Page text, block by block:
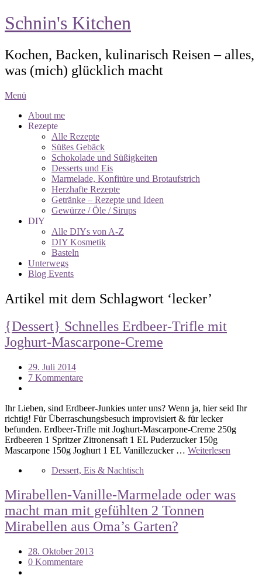
Schnin's Kitchen
Kochen, Backen, kulinarisch Reisen – alles,
was (mich) glücklich macht
Menü
About me
Rezepte
Alle Rezepte
Süßes Gebäck
Schokolade und Süßigkeiten
Desserts und Eis
Marmelade, Konfitüre und Brotaufstrich
Herzhafte Rezepte
Getränke – Rezepte und Ideen
Gewürze / Öle / Sirups
DIY
Alle DIYs von A-Z
DIY Kosmetik
Basteln
Unterwegs
Blog Events
Artikel mit dem Schlagwort ‘lecker’
{Dessert} Schnelles Erdbeer-Trifle mit
Joghurt-Mascarpone-Creme
29. Juli 2014
7 Kommentare
Ihr Lieben, sind Erdbeer-Junkies unter uns? Wenn ja, hier seid Ihr
richtig! Für Überraschungsbesuch improvisiert & für lecker
befunden. Erdbeer-Trifle mit Joghurt-Mascarpone-Creme 250g
Erdbeeren 1 Spritzer Zitronensaft 1 EL Puderzucker 150g
Mascarpone 150g Joghurt 1 EL Vanillezucker … Weiterlesen
Dessert, Eis & Nachtisch
Mirabellen-Vanille-Marmelade oder was
macht man mit gefühlten 2 Tonnen
Mirabellen aus Oma’s Garten?
28. Oktober 2013
0 Kommentare